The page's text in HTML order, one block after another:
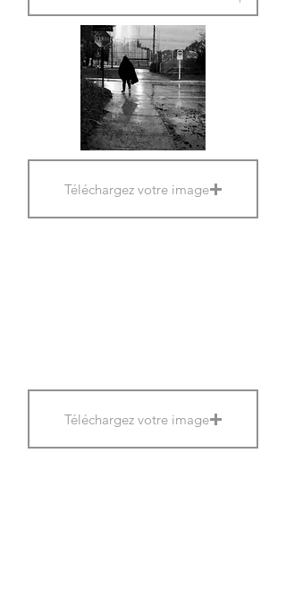
Téléchargez votre image
Téléchargez votre image